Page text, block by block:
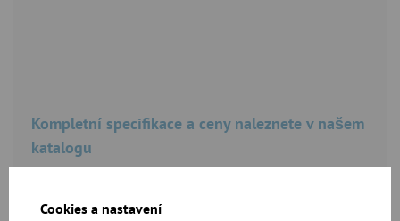
Cookies a nastavení
Kompletní specifikace a ceny naleznete v našem
katalogu